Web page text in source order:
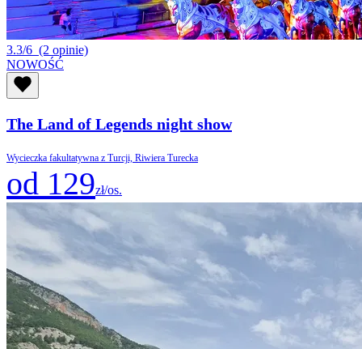
3.3/6 (2 opinie)
NOWOŚĆ
The Land of Legends night show
Wycieczka fakultatywna z Turcji, Riwiera Turecka
od 129zł/os.